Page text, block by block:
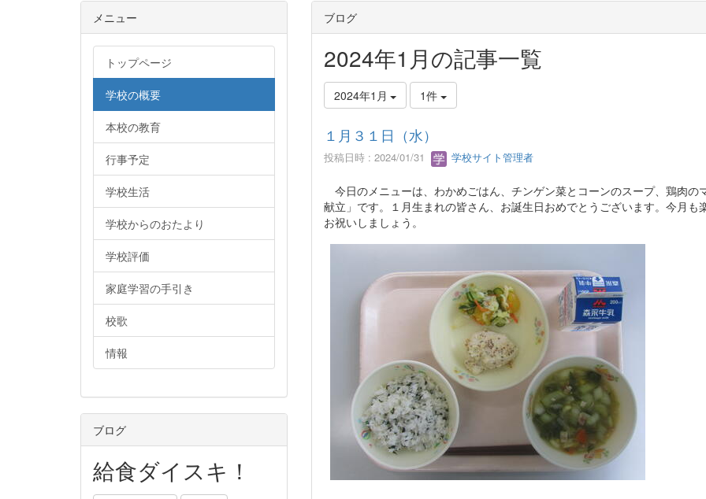
ブログ
2024年1月の記事一覧
2024年1月 1件
１月３１日（水）
投稿日時 : 2024/01/31 学校サイト管理者
今日のメニューは、わかめごはん、チンゲン菜とコーンのスープ、鶏肉の
献立」です。１月生まれの皆さん、お誕生日おめでとうございます。今月
お祝いしましょう。
メニュー
トップページ
学校の概要
本校の教育
行事予定
学校生活
学校からのおたより
学校評価
家庭学習の手引き
校歌
情報
ブログ
給食ダイスキ！